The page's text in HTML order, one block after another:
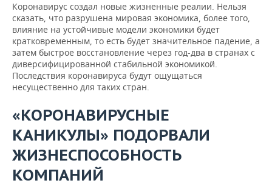
Коронавирус создал новые жизненные реалии. Нельзя
сказать, что разрушена мировая экономика, более того,
влияние на устойчивые модели экономики будет
кратковременным, то есть будет значительное падение, а
затем быстрое восстановление через год-два в странах с
диверсифицированной стабильной экономикой.
Последствия коронавируса будут ощущаться
несущественно для таких стран.
«КОРОНАВИРУСНЫЕ
КАНИКУЛЫ» ПОДОРВАЛИ
ЖИЗНЕСПОСОБНОСТЬ
КОМПАНИЙ